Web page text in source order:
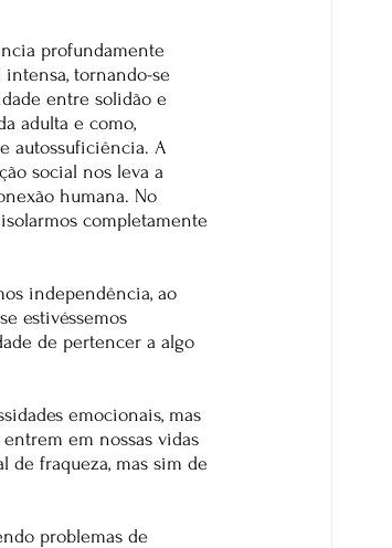
profundamente
tornando-se
entre solidão e
adulta e como,
autossuficiência. A
social nos leva a
humana. No
completamente
independência, ao
estivéssemos
de pertencer a algo
emocionais, mas
em nossas vidas
de fraqueza, mas sim de
problemas de